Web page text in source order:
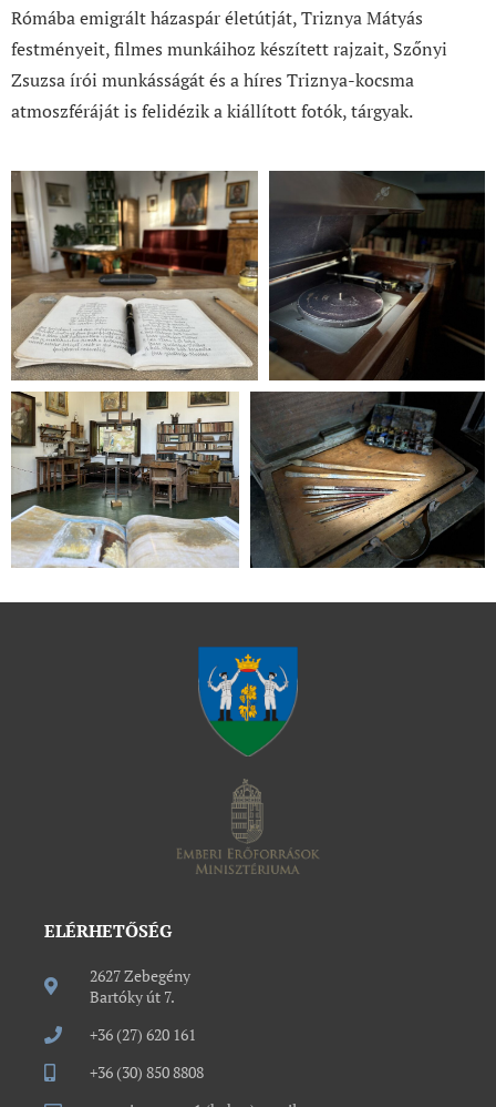
Rómába emigrált házaspár életútját, Triznya Mátyás
festményeit, filmes munkáihoz készített rajzait, Szőnyi
Zsuzsa írói munkásságát és a híres Triznya-kocsma
atmoszféráját is felidézik a kiállított fotók, tárgyak.
ELÉRHETŐSÉG
2627 Zebegény
Bartóky út 7.
+36 (27) 620 161
+36 (30) 850 8808